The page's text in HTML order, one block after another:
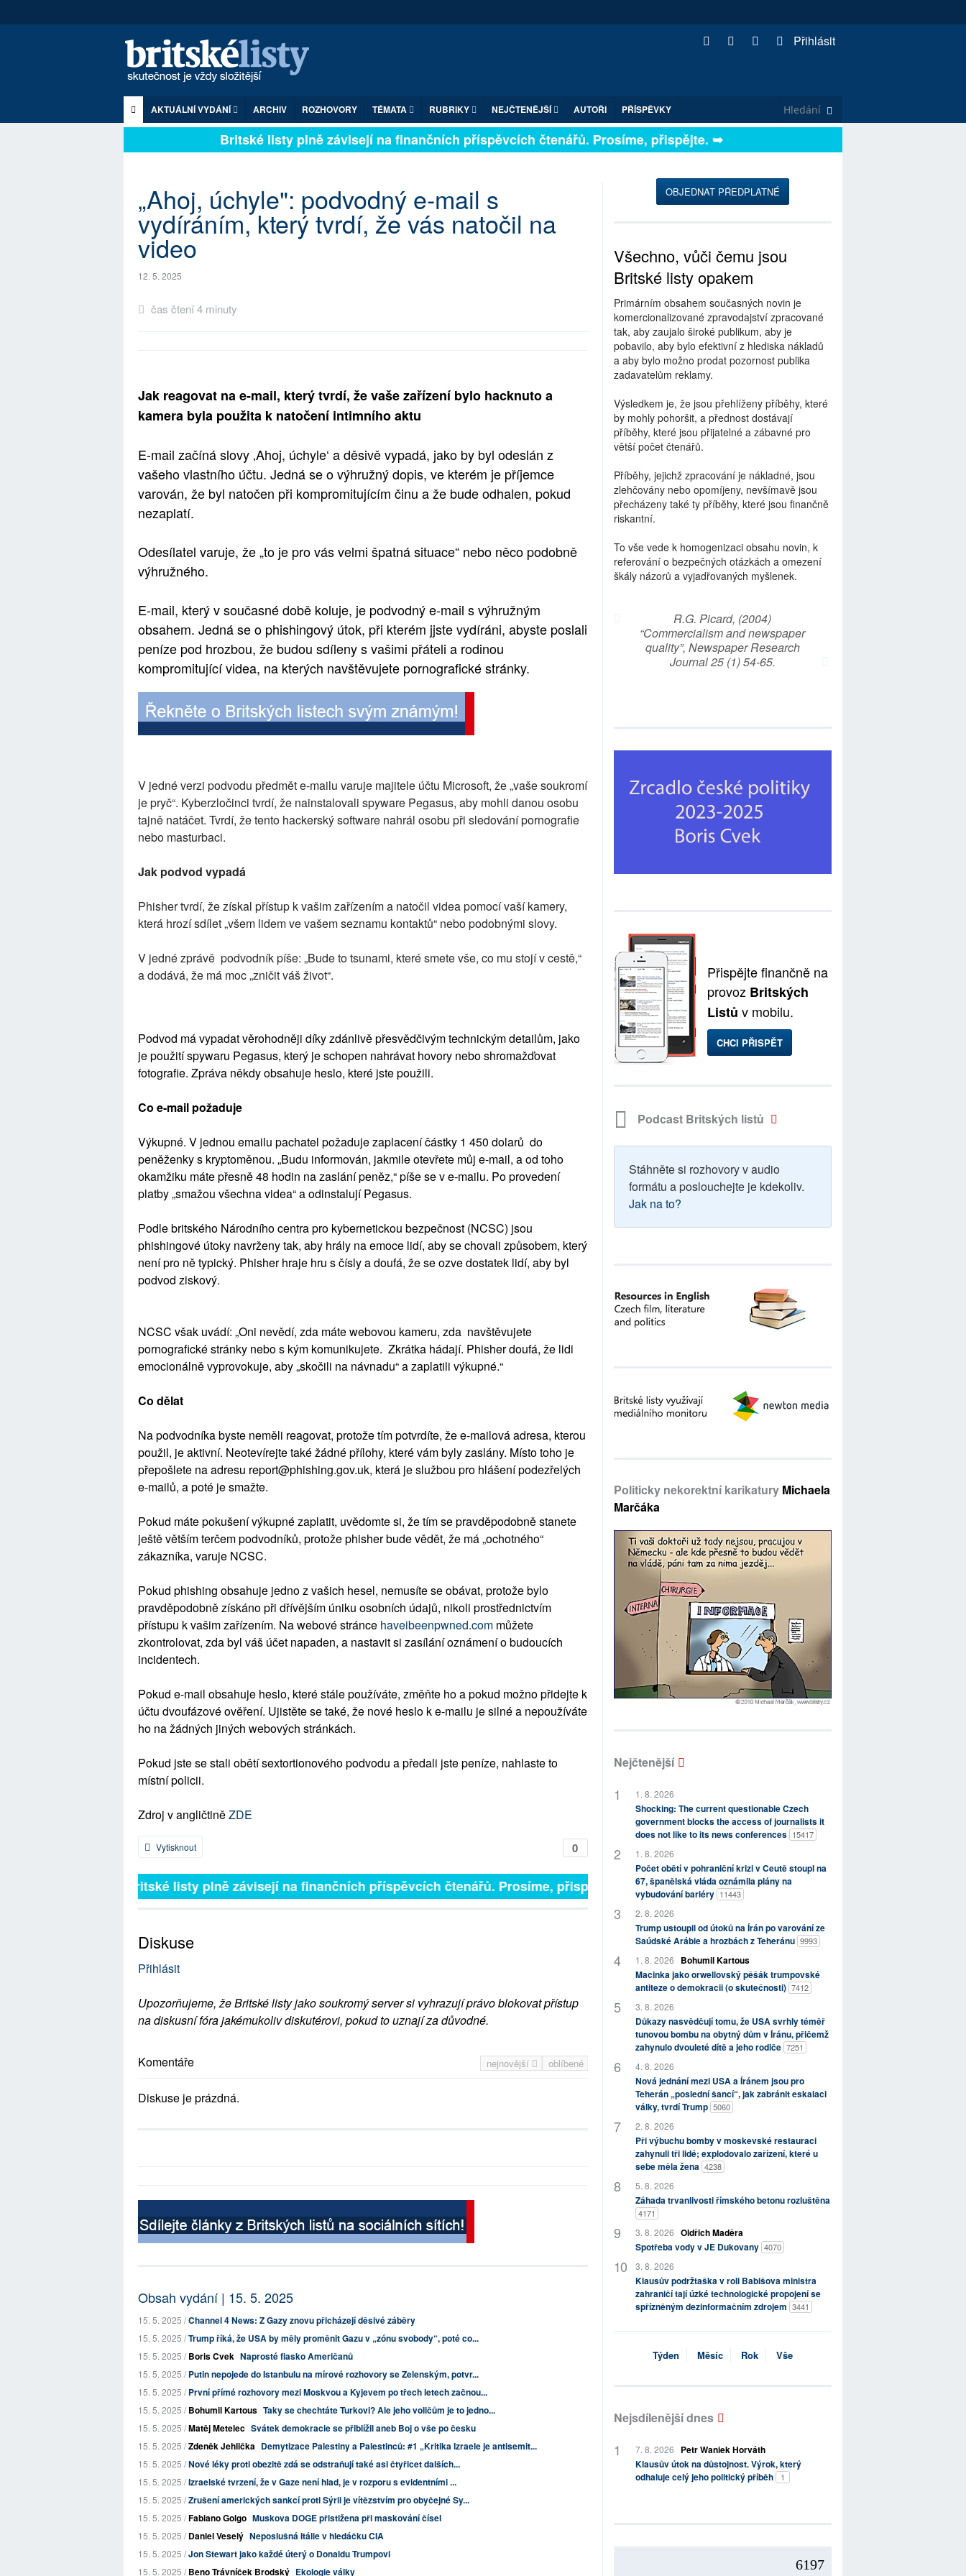
Přihlásit
AKTUÁLNÍ VYDÁNÍ ARCHIV ROZHOVORY TÉMATA RUBRIKY NEJČTENĚJŠÍ AUTOŘI PŘÍSPĚVKY
Britské listy plně závisejí na finančních příspěvcích čtenářů. Prosíme, přispějte. ➥
„Ahoj, úchyle": podvodný e-mail s
vydíráním, který tvrdí, že vás natočil na
video
12. 5. 2025
čas čtení 4 minuty
Jak reagovat na e-mail, který tvrdí, že vaše zařízení bylo hacknuto a
kamera byla použita k natočení intimního aktu
E-mail začíná slovy ‚Ahoj, úchyle‘ a děsivě vypadá, jako by byl odeslán z
vašeho vlastního účtu. Jedná se o výhružný dopis, ve kterém je příjemce
varován, že byl natočen při kompromitujícím činu a že bude odhalen, pokud
nezaplatí.
Odesílatel varuje, že „to je pro vás velmi špatná situace“ nebo něco podobně
výhružného.
E-mail, který v současné době koluje, je podvodný e-mail s výhružným
obsahem. Jedná se o phishingový útok, při kterém jjste vydíráni, abyste poslali
peníze pod hrozbou, že budou sdíleny s vašimi přáteli a rodinou
kompromitující videa, na kterých navštěvujete pornografické stránky.
V jedné verzi podvodu předmět e-mailu varuje majitele účtu Microsoft, že „vaše soukromí
je pryč“. Kyberzločinci tvrdí, že nainstalovali spyware Pegasus, aby mohli danou osobu
tajně natáčet. Tvrdí, že tento hackerský software nahrál osobu při sledování pornografie
nebo masturbaci.
Jak podvod vypadá
Phisher tvrdí, že získal přístup k vašim zařízením a natočil videa pomocí vaší kamery,
která hrozí sdílet „všem lidem ve vašem seznamu kontaktů“ nebo podobnými slovy.
V jedné zprávě podvodník píše: „Bude to tsunami, které smete vše, co mu stojí v cestě,“
a dodává, že má moc „zničit váš život“.
Podvod má vypadat věrohodněji díky zdánlivě přesvědčivým technickým detailům, jako
je použití spywaru Pegasus, který je schopen nahrávat hovory nebo shromažďovat
fotografie. Zpráva někdy obsahuje heslo, které jste použili.
Co e-mail požaduje
Výkupné. V jednou emailu pachatel požaduje zaplacení částky 1 450 dolarů do
peněženky s kryptoměnou. „Budu informován, jakmile otevřete můj e-mail, a od toho
okamžiku máte přesně 48 hodin na zaslání peněz,“ píše se v e-mailu. Po provedení
platby „smažou všechna videa“ a odinstalují Pegasus.
Podle britského Národního centra pro kybernetickou bezpečnost (NCSC) jsou
phishingové útoky navrženy tak, aby hrály na emoce lidí, aby se chovali způsobem, který
není pro ně typický. Phisher hraje hru s čísly a doufá, že se ozve dostatek lidí, aby byl
podvod ziskový.
NCSC však uvádí: „Oni nevědí, zda máte webovou kameru, zda navštěvujete
pornografické stránky nebo s kým komunikujete. Zkrátka hádají. Phisher doufá, že lidi
emocionálně vyprovokuje, aby „skočili na návnadu“ a zaplatili výkupné.“
Co dělat
Na podvodníka byste neměli reagovat, protože tím potvrdíte, že e-mailová adresa, kterou
použil, je aktivní. Neotevírejte také žádné přílohy, které vám byly zaslány. Místo toho je
přepošlete na adresu report@phishing.gov.uk, která je službou pro hlášení podezřelých
e-mailů, a poté je smažte.
Pokud máte pokušení výkupné zaplatit, uvědomte si, že tím se pravděpodobně stanete
ještě větším terčem podvodníků, protože phisher bude vědět, že má „ochotného“
zákazníka, varuje NCSC.
Pokud phishing obsahuje jedno z vašich hesel, nemusíte se obávat, protože bylo
pravděpodobně získáno při dřívějším úniku osobních údajů, nikoli prostřednictvím
přístupu k vašim zařízením. Na webové stránce haveibeenpwned.com můžete
zkontrolovat, zda byl váš účet napaden, a nastavit si zasílání oznámení o budoucích
incidentech.
Pokud e-mail obsahuje heslo, které stále používáte, změňte ho a pokud možno přidejte k
účtu dvoufázové ověření. Ujistěte se také, že nové heslo k e-mailu je silné a nepoužíváte
ho na žádných jiných webových stránkách.
Pokud jste se stali obětí sextortionového podvodu a předali jste peníze, nahlaste to
místní policii.
Zdroj v angličtiněZDE
0
Vytisknout
Britské listy plně závisejí na finančních příspěvcích čtenářů. Prosíme, přispějte. ➥
Diskuse
Přihlásit
Upozorňujeme, že Britské listy jako soukromý server si vyhrazují právo blokovat přístup
na diskusní fóra jakémukoliv diskutérovi, pokud to uznají za důvodné.
nejnovější oblíbené
Komentáře
Diskuse je prázdná.
Obsah vydání | 15. 5. 2025
15. 5. 2025 /Channel 4 News: Z Gazy znovu přicházejí děsivé záběry
15. 5. 2025 /Trump říká, že USA by měly proměnit Gazu v „zónu svobody“, poté co...
15. 5. 2025 /Boris Cvek Naprosté fiasko Američanů
15. 5. 2025 /Putin nepojede do Istanbulu na mírové rozhovory se Zelenským, potvr...
15. 5. 2025 /První přímé rozhovory mezi Moskvou a Kyjevem po třech letech začnou...
15. 5. 2025 /Bohumil Kartous Taky se chechtáte Turkovi? Ale jeho voličům je to jedno...
15. 5. 2025 /Matěj Metelec Svátek demokracie se přiblížil aneb Boj o vše po česku
15. 5. 2025 /Zdeněk Jehlička Demytizace Palestiny a Palestinců: #1 „Kritika Izraele je antisemit...
15. 5. 2025 /Nové léky proti obezitě zdá se odstraňují také asi čtyřicet dalších...
15. 5. 2025 /Izraelské tvrzení, že v Gaze není hlad, je v rozporu s evidentními ...
15. 5. 2025 /Zrušení amerických sankcí proti Sýrii je vítězstvím pro obyčejné Sy...
15. 5. 2025 /Fabiano Golgo Muskova DOGE přistižena při maskování čísel
15. 5. 2025 /Daniel Veselý Neposlušná Itálie v hledáčku CIA
15. 5. 2025 /Jon Stewart jako každé úterý o Donaldu Trumpovi
15. 5. 2025 /Beno Trávníček Brodský Ekologie války
OBJEDNAT PŘEDPLATNÉ
Všechno, vůči čemu jsou
Britské listy opakem
Primárním obsahem současných novin je
komercionalizované zpravodajství zpracované
tak, aby zaujalo široké publikum, aby je
pobavilo, aby bylo efektivní z hlediska nákladů
a aby bylo možno prodat pozornost publika
zadavatelům reklamy.
Výsledkem je, že jsou přehlíženy příběhy, které
by mohly pohoršit, a přednost dostávají
příběhy, které jsou přijatelné a zábavné pro
větší počet čtenářů.
Příběhy, jejichž zpracování je nákladné, jsou
zlehčovány nebo opomíjeny, nevšímavě jsou
přecházeny také ty příběhy, které jsou finančně
riskantní.
To vše vede k homogenizaci obsahu novin, k
referování o bezpečných otázkách a omezení
škály názorů a vyjadřovaných myšlenek.
R.G. Picard, (2004)
“Commercialism and newspaper
quality”, Newspaper Research
Journal 25 (1) 54-65.
Přispějte finančně na
provoz Britských
Listů v mobilu.
CHCI PŘISPĚT
Podcast Britských listů
Stáhněte si rozhovory v audio
formátu a poslouchejte je kdekoliv.
Jak na to?
Politicky nekorektní karikatury Michaela
Marčáka
Nejčtenější
1. 8. 2026
Shocking: The current questionable Czech
government blocks the access of journalists it
does not like to its news conferences 15417
1. 8. 2026
Počet obětí v pohraniční krizi v Ceutě stoupl na
67, španělská vláda oznámila plány na
vybudování bariéry 11443
2. 8. 2026
Trump ustoupil od útoků na Írán po varování ze
Saúdské Arábie a hrozbách z Teheránu 9993
1. 8. 2026
Bohumil Kartous
Macinka jako orwellovský pěšák trumpovské
antiteze o demokracii (o skutečnosti) 7412
3. 8. 2026
Důkazy nasvědčují tomu, že USA svrhly téměř
tunovou bombu na obytný dům v Íránu, přičemž
zahynulo dvouleté dítě a jeho rodiče 7251
4. 8. 2026
Nová jednání mezi USA a Íránem jsou pro
Teherán „poslední šancí“, jak zabránit eskalaci
války, tvrdí Trump 5060
2. 8. 2026
Při výbuchu bomby v moskevské restauraci
zahynuli tři lidé; explodovalo zařízení, které u
sebe měla žena 4238
5. 8. 2026
Záhada trvanlivosti římského betonu rozluštěna
4171
3. 8. 2026 Oldřich Maděra
Spotřeba vody v JE Dukovany 4070
3. 8. 2026
Klausův podržtaška v roli Babišova ministra
zahraničí tají úzké technologické propojení se
spřízněným dezinformačním zdrojem 3441
Týden Měsíc Rok Vše
Nejsdílenější dnes
7. 8. 2026
Petr Waniek Horváth
Klausův útok na důstojnost. Výrok, který
odhaluje celý jeho politický příběh
1
6197